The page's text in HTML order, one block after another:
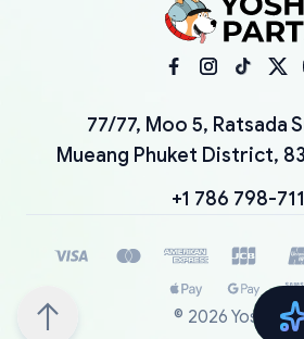
77/77, Moo 5, Ratsada
Mueang Phuket District,
+1 786 798-
© 2026